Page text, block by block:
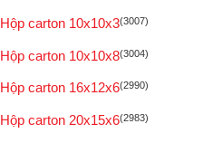
Hộp carton 10x10x3(3007)
Hộp carton 10x10x8(3004)
Hộp carton 16x12x6(2990)
Hộp carton 20x15x6(2983)